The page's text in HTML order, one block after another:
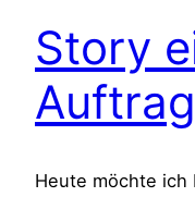
Story
Heute möchte ich